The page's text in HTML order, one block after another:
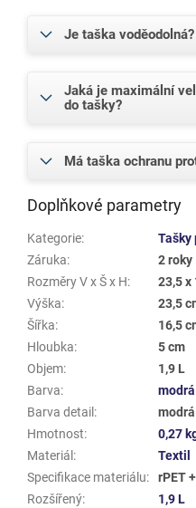
Je taška voděodolná?
Jaká je maximální
do tašky?
Má taška ochranu
Doplňkové parametry
Kategorie:
Tašky
Záruka:
2 roky
Rozměry V x Š x H:
23,5 x
Výška:
23,5
Šířka:
16,5
Hloubka:
5 cm
Objem:
1,9 L
Barva:
modrá
Barva detail :
modrá
Hmotnost:
0,27
Materiál :
Textil
Specifikace materiálu:
rPET
Rozšířený:
1,9 L